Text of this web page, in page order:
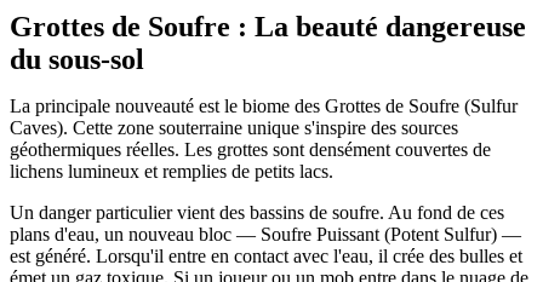
Grottes de Soufre : La beauté dangereuse
du sous-sol
La principale nouveauté est le biome des Grottes de Soufre (Sulfur
Caves). Cette zone souterraine unique s'inspire des sources
géothermiques réelles. Les grottes sont densément couvertes de
lichens lumineux et remplies de petits lacs.
Un danger particulier vient des bassins de soufre. Au fond de ces
plans d'eau, un nouveau bloc — Soufre Puissant (Potent Sulfur) —
est généré. Lorsqu'il entre en contact avec l'eau, il crée des bulles et